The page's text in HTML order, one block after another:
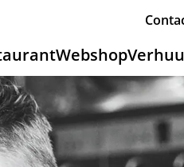
Webshop